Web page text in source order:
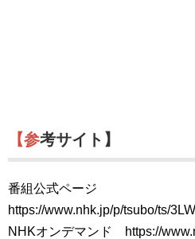
【参考サイト】
番組公式ページ
https://www.nhk.jp/p/tsubo/ts/
NHKオンデマンド https://